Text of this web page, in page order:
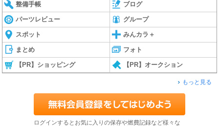
整備手帳 ブログ
パーツレビュー グループ
スポット みんカラ＋
まとめ フォト
【PR】ショッピング 【PR】オークション
もっと見る
ログインするとお気に入りの保存や燃費記録など様々な